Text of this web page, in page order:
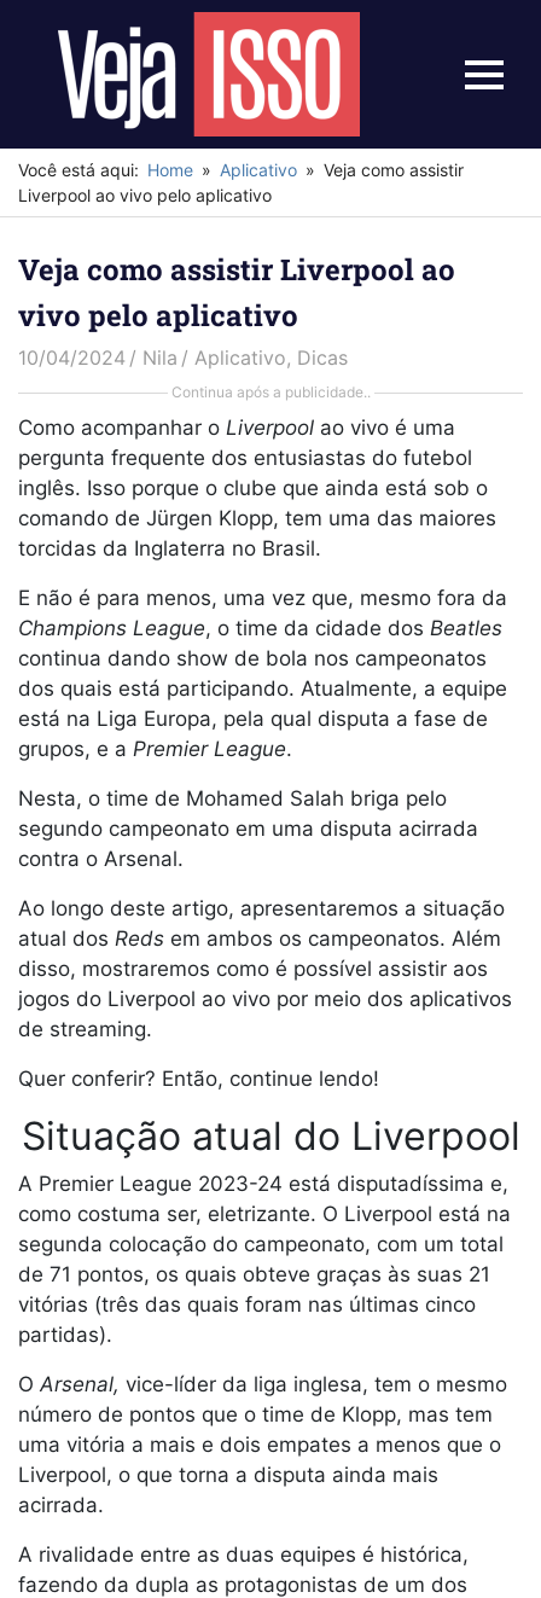
content
Veja
Isso
Menu
Você está aqui: Home Aplicativo
Veja como assistir
Liverpool ao vivo pelo aplicativo
Veja como assistir Liverpool ao
vivo pelo aplicativo
10/04/2024 Nila Aplicativo, Dicas
Continua após a publicidade..
Como acompanhar o Liverpool ao vivo é uma
pergunta frequente dos entusiastas do futebol
inglês. Isso porque o clube que ainda está sob o
comando de Jürgen Klopp, tem uma das maiores
torcidas da Inglaterra no Brasil.
E não é para menos, uma vez que, mesmo fora da
Champions League, o time da cidade dos Beatles
continua dando show de bola nos campeonatos
dos quais está participando. Atualmente, a equipe
está na Liga Europa, pela qual disputa a fase de
grupos, e a Premier League.
Nesta, o time de Mohamed Salah briga pelo
segundo campeonato em uma disputa acirrada
contra o Arsenal.
Ao longo deste artigo, apresentaremos a situação
atual dos Reds em ambos os campeonatos. Além
disso, mostraremos como é possível assistir aos
jogos do Liverpool ao vivo por meio dos aplicativos
de streaming.
Quer conferir? Então, continue lendo!
Situação atual do Liverpool
A Premier League 2023-24 está disputadíssima e,
como costuma ser, eletrizante. O Liverpool está na
segunda colocação do campeonato, com um total
de 71 pontos, os quais obteve graças às suas 21
vitórias (três das quais foram nas últimas cinco
partidas).
OArsenal, vice-líder da liga inglesa, tem o mesmo
número de pontos que o time de Klopp, mas tem
uma vitória a mais e dois empates a menos que o
Liverpool, o que torna a disputa ainda mais
acirrada.
A rivalidade entre as duas equipes é histórica,
fazendo da dupla as protagonistas de um dos